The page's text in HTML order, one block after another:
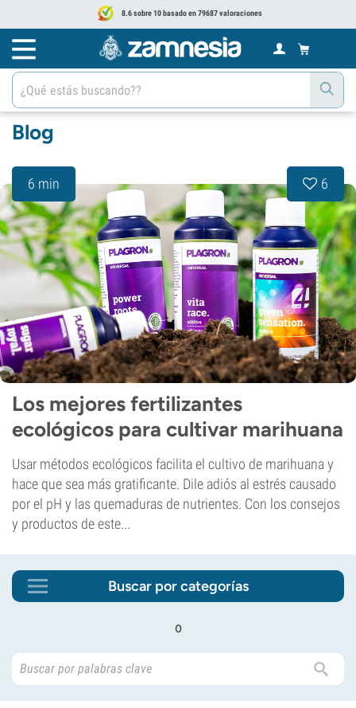
8.6 sobre 10 basado en 79687 valoraciones
Blog
6 min 6
Los mejores fertilizantes
ecológicos para cultivar marihuana
Usar métodos ecológicos facilita el cultivo de marihuana y
hace que sea más gratificante. Dile adiós al estrés causado
por el pH y las quemaduras de nutrientes. Con los consejos
y productos de este...
Buscar por categorías
o